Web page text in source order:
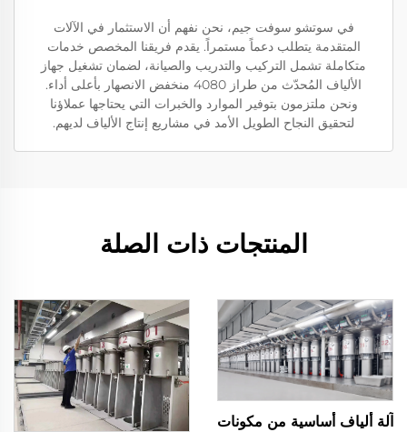
في سوتشو سوفت جيم، نحن نفهم أن الاستثمار في الآلات
المتقدمة يتطلب دعماً مستمراً. يقدم فريقنا المخصص خدمات
متكاملة تشمل التركيب والتدريب والصيانة، لضمان تشغيل جهاز
الألياف المُحدّث من طراز 4080 منخفض الانصهار بأعلى أداء.
ونحن ملتزمون بتوفير الموارد والخبرات التي يحتاجها عملاؤنا
لتحقيق النجاح الطويل الأمد في مشاريع إنتاج الألياف لديهم.
المنتجات ذات الصلة
آلة ألياف أساسية من مكونات